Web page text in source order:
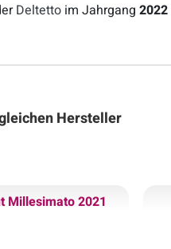
Deltetto im Jahrgang 2022
Hersteller
Millesimato 2021